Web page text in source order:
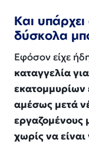
Και
δύσκολα
Εφόσον είχε
καταγγελία
αμέσως μετά
εργαζομένους
χωρίς να